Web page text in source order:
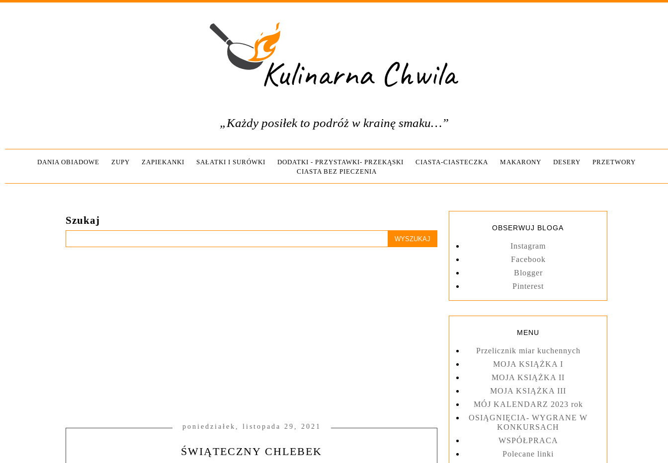
„Każdy posiłek to podróż w krainę smaku…”
DANIA OBIADOWE ZUPY ZAPIEKANKI SAŁATKI I SURÓWKI DODATKI - PRZYSTAWKI- PRZEKĄSKI CIASTA-CIASTECZKA MAKARONY DESERY
PRZETWORY
CIASTA BEZ PIECZENIA
Szukaj
poniedziałek, listopada 29, 2021
ŚWIĄTECZNY CHLEBEK
OBSERWUJ BLOGA
Instagram
Facebook
Blogger
Pinterest
MENU
Przelicznik miar kuchennych
MOJA KSIĄŻKA I
MOJA KSIĄŻKA II
MOJA KSIĄŻKA III
MÓJ KALENDARZ 2023 rok
OSIĄGNIĘCIA- WYGRANE W
KONKURSACH
WSPÓŁPRACA
Polecane linki